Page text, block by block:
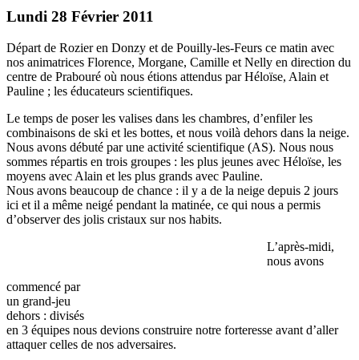
Lundi 28 Février 2011
Départ de Rozier en Donzy et de Pouilly-les-Feurs ce matin avec
nos animatrices Florence, Morgane, Camille et Nelly en direction du
centre de Prabouré où nous étions attendus par Héloïse, Alain et
Pauline ; les éducateurs scientifiques.
Le temps de poser les valises dans les chambres, d’enfiler les
combinaisons de ski et les bottes, et nous voilà dehors dans la neige.
Nous avons débuté par une activité scientifique (AS). Nous nous
sommes répartis en trois groupes : les plus jeunes avec Héloïse, les
moyens avec Alain et les plus grands avec Pauline.
Nous avons beaucoup de chance : il y a de la neige depuis 2 jours
ici et il a même neigé pendant la matinée, ce qui nous a permis
d’observer des jolis cristaux sur nos habits.
L’après-midi,
nous avons
commencé par
un grand-jeu
dehors : divisés
en 3 équipes nous devions construire notre forteresse avant d’aller
attaquer celles de nos adversaires.